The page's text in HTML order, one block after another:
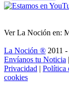
Ver La Noción en:
La Noción ® 2011 -
Envíanos tu Noticia |
Privacidad | Política
cookies